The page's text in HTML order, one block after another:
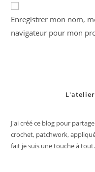
comment
votre
site
(facultatif)
Enregistrer mon nom,
navigateur pour mon
J'ai créé ce blog pour
crochet, patchwork,
fait je suis une touche à tout.